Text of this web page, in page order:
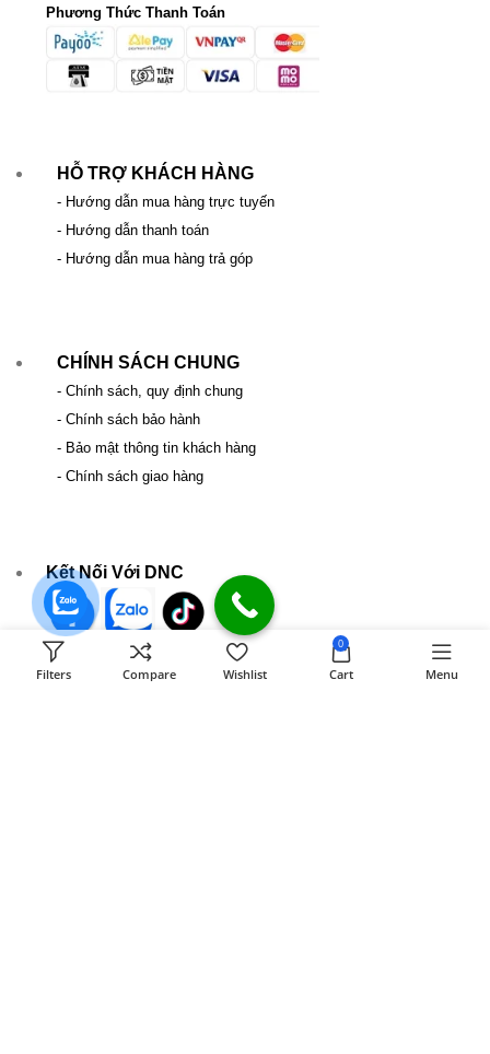
Phương Thức Thanh Toán
HỖ TRỢ KHÁCH HÀNG
- Hướng dẫn mua hàng trực tuyến
- Hướng dẫn thanh toán
- Hướng dẫn mua hàng trả góp
CHÍNH SÁCH CHUNG
- Chính sách, quy định chung
- Chính sách bảo hành
- Bảo mật thông tin khách hàng
- Chính sách giao hàng
Kết Nối Với DNC
589 Đồng Khởi KP8 Tân Phong, BH, ĐN
Filters Compare Wishlist
0
Cart Menu